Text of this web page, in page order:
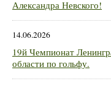
Александра Невского!
14.06.2026
19й Чемпионат
области по гольфу.